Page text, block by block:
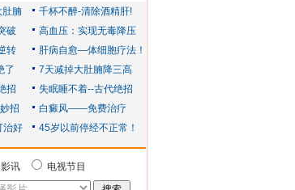
影讯 电视节目